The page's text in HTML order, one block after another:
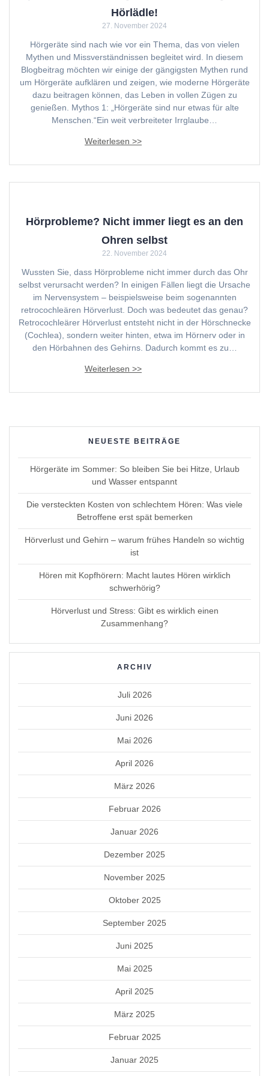
Hörlädle!
27. November 2024
Hörgeräte sind nach wie vor ein Thema, das von vielen
Mythen und Missverständnissen begleitet wird. In diesem
Blogbeitrag möchten wir einige der gängigsten Mythen rund
um Hörgeräte aufklären und zeigen, wie moderne Hörgeräte
dazu beitragen können, das Leben in vollen Zügen zu
genießen. Mythos 1: „Hörgeräte sind nur etwas für alte
Menschen.“Ein weit verbreiteter Irrglaube…
Hörprobleme? Nicht immer liegt es an den
Ohren selbst
22. November 2024
Wussten Sie, dass Hörprobleme nicht immer durch das Ohr
selbst verursacht werden? In einigen Fällen liegt die Ursache
im Nervensystem – beispielsweise beim sogenannten
retrocochleären Hörverlust. Doch was bedeutet das genau?
Retrocochleärer Hörverlust entsteht nicht in der Hörschnecke
(Cochlea), sondern weiter hinten, etwa im Hörnerv oder in
den Hörbahnen des Gehirns. Dadurch kommt es zu…
NEUESTE BEITRÄGE
Hörgeräte im Sommer: So bleiben Sie bei Hitze, Urlaub
und Wasser entspannt
Die versteckten Kosten von schlechtem Hören: Was viele
Betroffene erst spät bemerken
Hörverlust und Gehirn – warum frühes Handeln so wichtig
ist
Hören mit Kopfhörern: Macht lautes Hören wirklich
schwerhörig?
Hörverlust und Stress: Gibt es wirklich einen
Zusammenhang?
ARCHIV
Juli 2026
Juni 2026
Mai 2026
April 2026
März 2026
Februar 2026
Januar 2026
Dezember 2025
November 2025
Oktober 2025
September 2025
Juni 2025
Mai 2025
April 2025
März 2025
Februar 2025
Januar 2025